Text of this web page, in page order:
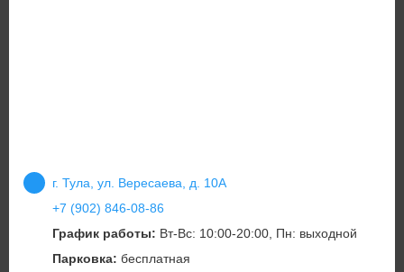
г. Тула, ул. Вересаева, д. 10А
+7 (902) 846-08-86
График работы: Вт-Вс: 10:00-20:00, Пн: выходной
Парковка: бесплатная